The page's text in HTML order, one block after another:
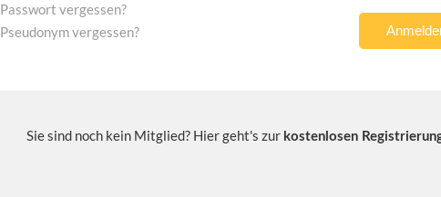
Passwort vergessen?
Pseudonym vergessen?
Sie sind noch kein Mitglied? Hier geht's zur kostenlosen